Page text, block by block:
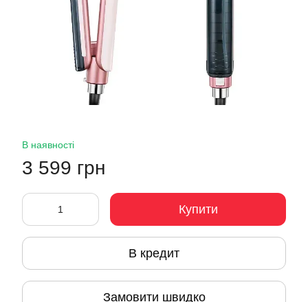
В наявності
3 599 грн
Купити
В кредит
Замовити швидко